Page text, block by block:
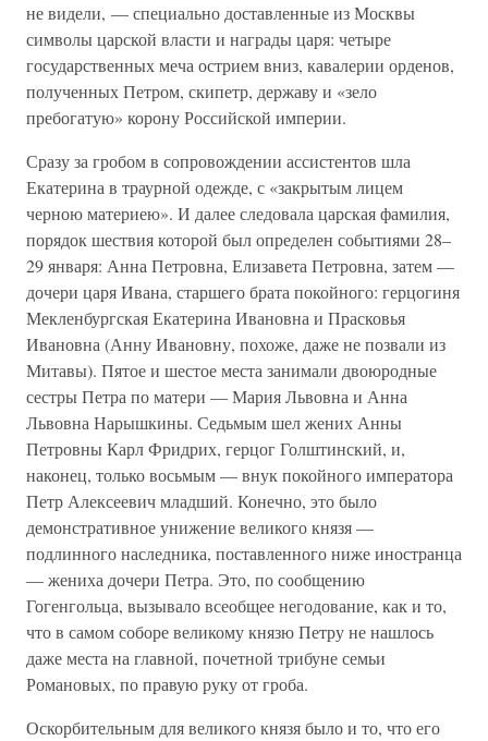
не видели, — специально доставленные из Москвы
символы царской власти и награды царя: четыре
государственных меча острием вниз, кавалерии орденов,
полученных Петром, скипетр, державу и «зело
пребогатую» корону Российской империи.
Сразу за гробом в сопровождении ассистентов шла
Екатерина в траурной одежде, с «закрытым лицем
черною материею». И далее следовала царская фамилия,
порядок шествия которой был определен событиями 28–
29 января: Анна Петровна, Елизавета Петровна, затем —
дочери царя Ивана, старшего брата покойного: герцогиня
Мекленбургская Екатерина Ивановна и Прасковья
Ивановна (Анну Ивановну, похоже, даже не позвали из
Митавы). Пятое и шестое места занимали двоюродные
сестры Петра по матери — Мария Львовна и Анна
Львовна Нарышкины. Седьмым шел жених Анны
Петровны Карл Фридрих, герцог Голштинский, и,
наконец, только восьмым — внук покойного императора
Петр Алексеевич младший. Конечно, это было
демонстративное унижение великого князя —
подлинного наследника, поставленного ниже иностранца
— жениха дочери Петра. Это, по сообщению
Гогенгольца, вызывало всеобщее негодование, как и то,
что в самом соборе великому князю Петру не нашлось
даже места на главной, почетной трибуне семьи
Романовых, по правую руку от гроба.
Оскорбительным для великого князя было и то, что его